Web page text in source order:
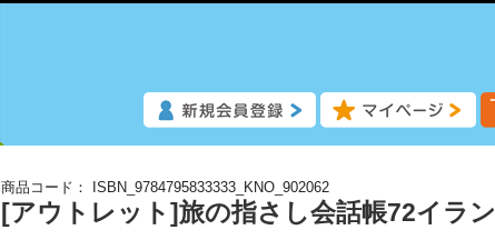
商品コード： ISBN_9784795833333_KNO_902062
[アウトレット]旅の指さし会話帳72イラン